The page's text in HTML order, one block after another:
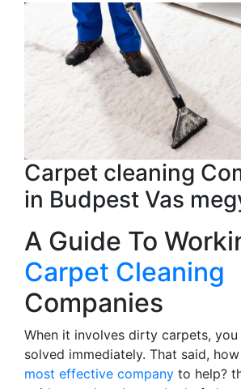
Carpet cleaning
in Budpest Vas
A Guide To
Carpet Cleaning
Companies
When it involves dirty carpets,
solved immediately. That said,
most effective company to help?